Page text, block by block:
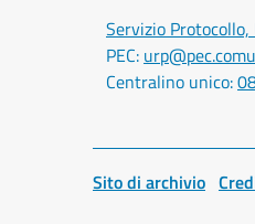
Servizio
PEC:
Centralino unico:
Sito di archivio